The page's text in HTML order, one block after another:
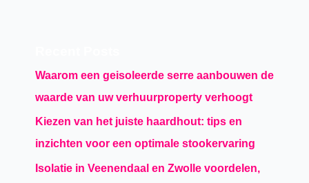
Waarom een geisoleerde serre aanbouwen de
waarde van uw verhuurproperty verhoogt
Kiezen van het juiste haardhout: tips en
inzichten voor een optimale stookervaring
Isolatie in Veenendaal en Zwolle voordelen,